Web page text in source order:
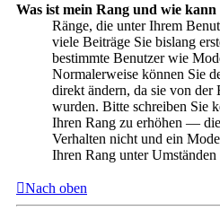
Was ist mein Rang und wie
Ränge, die unter Ihrem
viele Beiträge Sie bislang
bestimmte Benutzer wie
Normalerweise können Sie
direkt ändern, da sie von
wurden. Bitte schreiben Sie
Ihren Rang zu erhöhen —
Verhalten nicht und ein
Ihren Rang unter
Nach oben